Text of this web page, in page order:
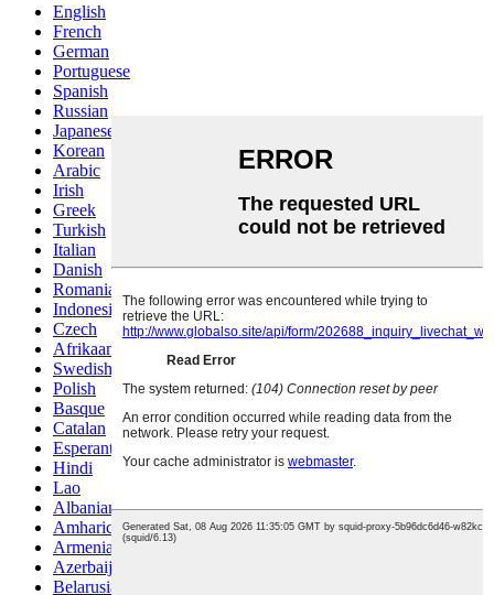
English
French
German
Portuguese
Spanish
Russian
Japanese
Korean
Arabic
Irish
Greek
Turkish
Italian
Danish
Romanian
Indonesian
Czech
Afrikaans
Swedish
Polish
Basque
Catalan
Esperanto
Hindi
Lao
Albanian
Amharic
Armenian
Azerbaijani
Belarusian